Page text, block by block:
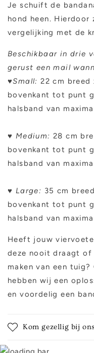
Je schuift de
hond heen. Hierdoor
vergelijking met de
Beschikbaar in drie
gerust een mail
♥Small: 22 cm breed
bovenkant tot punt
halsband van
♥ Medium: 28 cm
bovenkant tot punt
halsband van
♥ Large: 35 cm
bovenkant tot punt
halsband van
Heeft jouw
deze nooit draagt of
maken van een
hebben wij een
en voordelig een
Kom gezellig bij